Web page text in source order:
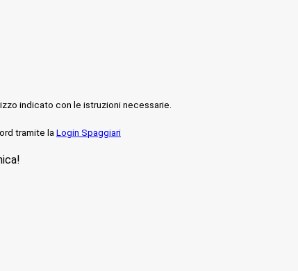
indicato con le istruzioni necessarie.
tramite la Login Spaggiari